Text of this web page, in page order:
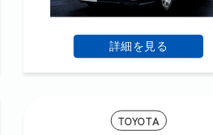
詳細を見る
TOYOTA